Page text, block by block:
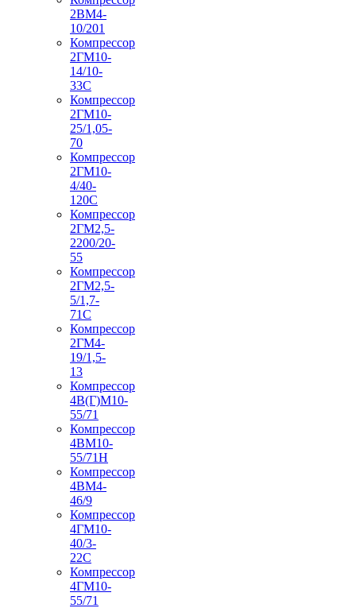
2ВМ4-
10/201
Компрессор
2ГМ10-
14/10-
33С
Компрессор
2ГМ10-
25/1,05-
70
Компрессор
2ГМ10-
4/40-
120С
Компрессор
2ГМ2,5-
2200/20-
55
Компрессор
2ГМ2,5-
5/1,7-
71С
Компрессор
2ГМ4-
19/1,5-
13
Компрессор
4В(Г)М10-
55/71
Компрессор
4ВМ10-
55/71Н
Компрессор
4ВМ4-
46/9
Компрессор
4ГМ10-
40/3-
22С
Компрессор
4ГМ10-
55/71